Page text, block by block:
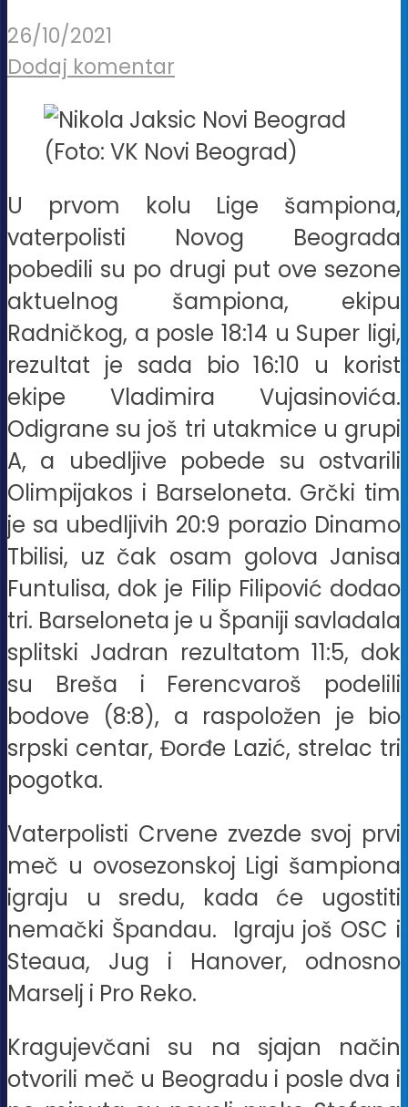
26/10/2021
Dodaj komentar
(Foto: VK Novi Beograd)
U prvom kolu Lige šampiona,
vaterpolisti Novog Beograda
pobedili su po drugi put ove sezone
aktuelnog šampiona, ekipu
Radničkog, a posle 18:14 u Super ligi,
rezultat je sada bio 16:10 u korist
ekipe Vladimira Vujasinovića.
Odigrane su još tri utakmice u grupi
A, a ubedljive pobede su ostvarili
Olimpijakos i Barseloneta. Grčki tim
je sa ubedljivih 20:9 porazio Dinamo
Tbilisi, uz čak osam golova Janisa
Funtulisa, dok je Filip Filipović dodao
tri. Barseloneta je u Španiji savladala
splitski Jadran rezultatom 11:5, dok
su Breša i Ferencvaroš podelili
bodove (8:8), a raspoložen je bio
srpski centar, Đorđe Lazić, strelac tri
pogotka.
Vaterpolisti Crvene zvezde svoj prvi
meč u ovosezonskoj Ligi šampiona
igraju u sredu, kada će ugostiti
nemački Špandau. Igraju još OSC i
Steaua, Jug i Hanover, odnosno
Marselj i Pro Reko.
Kragujevčani su na sjajan način
otvorili meč u Beogradu i posle dva i